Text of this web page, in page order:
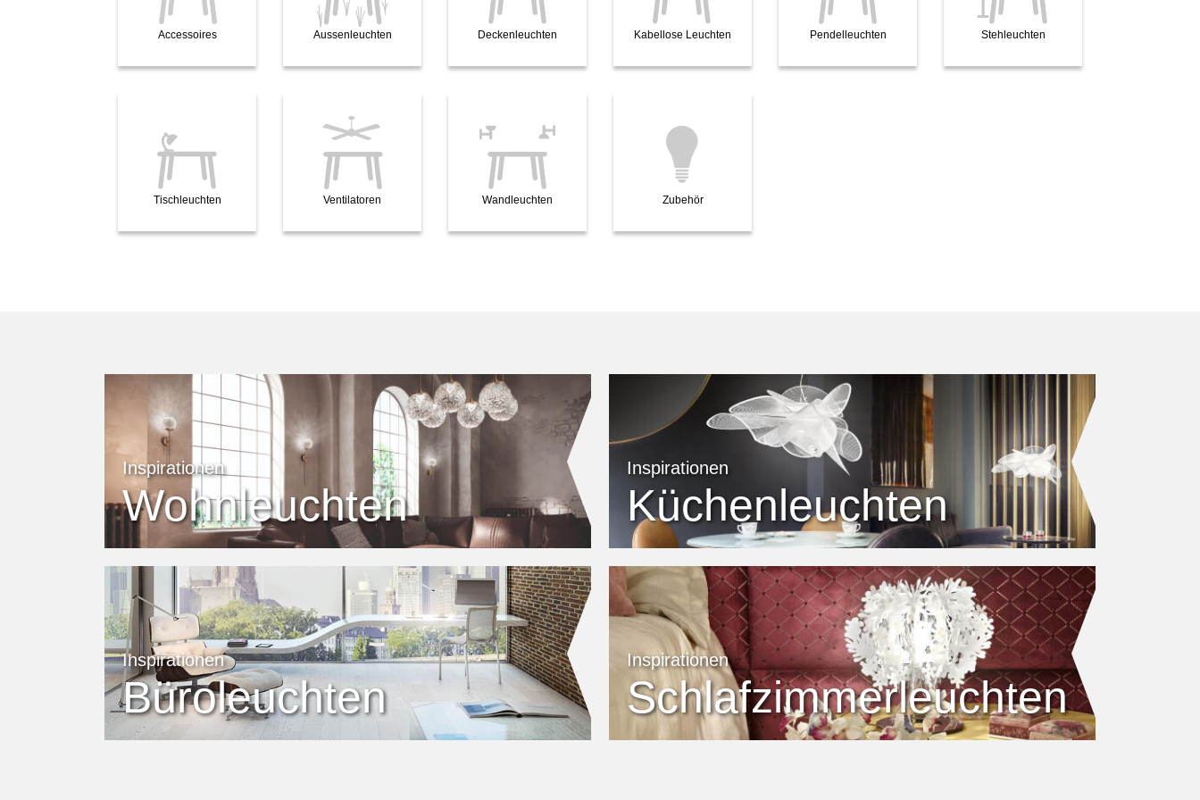
Accessoires Aussenleuchten Deckenleuchten Kabellose Leuchten Pendelleuchten Stehleuchten
Tischleuchten Ventilatoren Wandleuchten Zubehör
Inspirationen
Wohnleuchten
Inspirationen
Küchenleuchten
Inspirationen
Büroleuchten
Inspirationen
Schlafzimmerleuchten